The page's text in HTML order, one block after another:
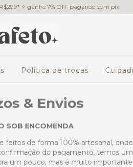
✧ ganhe 7% OFF pagando com pix
Política de trocas
& Envios
SOB ENCOMENDA
feitos de forma 100% artesanal, onde
do pagamento, temos
um pouco, mas é muito